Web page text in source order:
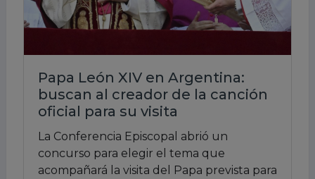
Papa León XIV en Argentina:
buscan al creador de la canción
oficial para su visita
La Conferencia Episcopal abrió un
concurso para elegir el tema que
acompañará la visita del Papa prevista para